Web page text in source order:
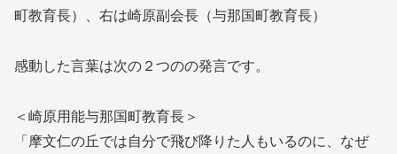
町教育長）、右は崎原副会長（与那国町教育長）
感動した言葉は次の２つのの発言です。
＜崎原用能与那国町教育長＞
「摩文仁の丘では自分で飛び降りた人もいるのに、なぜ